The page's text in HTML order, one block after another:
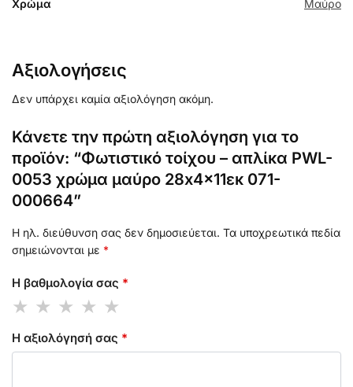
Χρώμα Μαύρο
Αξιολογήσεις
Δεν υπάρχει καμία αξιολόγηση ακόμη.
Κάνετε την πρώτη αξιολόγηση για το
προϊόν: “Φωτιστικό τοίχου – απλίκα PWL-
0053 χρώμα μαύρο 28x4x11εκ 071-
000664”
Η ηλ. διεύθυνση σας δεν δημοσιεύεται. Τα υποχρεωτικά πεδία
σημειώνονται με *
Η βαθμολογία σας *
Η αξιολόγησή σας *